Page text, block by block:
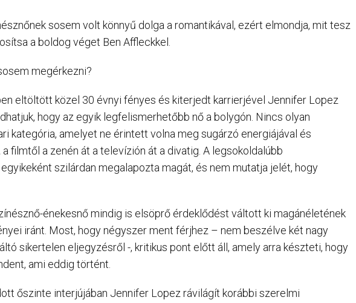
sosem volt könnyű dolga a romantikával, ezért elmondja, mit tesz
a boldog véget Ben Affleckkel.
megérkezni?
eltöltött közel 30 évnyi fényes és kiterjedt karrierjével Jennifer Lopez
hogy az egyik legfelismerhetőbb nő a bolygón. Nincs olyan
kategória, amelyet ne érintett volna meg sugárzó energiájával és
a filmtől a zenén át a televízión át a divatig. A legsokoldalúbb
szilárdan megalapozta magát, és nem mutatja jelét, hogy
énekesnő mindig is elsöprő érdeklődést váltott ki magánéletének
iránt. Most, hogy négyszer ment férjhez – nem beszélve két nagy
sikertelen eljegyzésről -, kritikus pont előtt áll, amely arra készteti, hogy
ami eddig történt.
őszinte interjújában Jennifer Lopez rávilágít korábbi szerelmi